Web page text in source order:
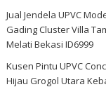
Jual Jendela UPVC
Gading Cluster Villa
Melati Bekasi ID6999
Kusen Pintu UPVC
Hijau Grogol Utara